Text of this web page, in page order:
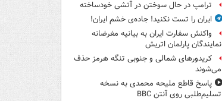
ترامپ در حال سوختن در آتشی خودساخته
ایران را تست نکنید! جاده‌ی خشم ایران!
واکنش سفارت ایران به بیانیه مغرضانه
نمایندگان پارلمان اتریش
کریدورهای شمالی و جنوبی تنگه هرمز حذف
می‌شوند
پاسخ قاطع ملیحه محمدی به نسخه
تسلیم‌طلبی روی آنتن BBC